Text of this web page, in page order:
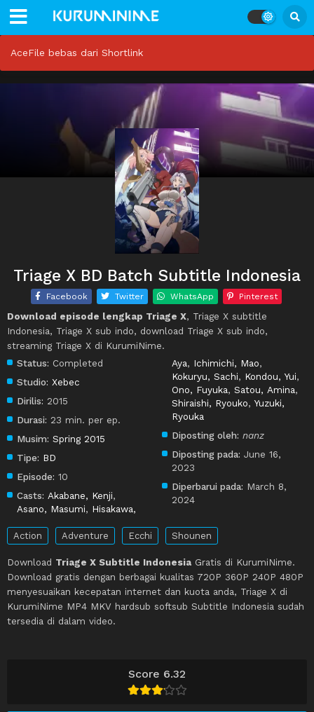
AceFile bebas dari Shortlink
Score 6.32
Triage X BD Batch Subtitle Indonesia
Facebook Twitter WhatsApp Pinterest
Download episode lengkap Triage X, Triage X subtitle
Indonesia, Triage X sub indo, download Triage X sub indo,
streaming Triage X di KurumiNime.
Status: Completed
Studio: Xebec
Dirilis: 2015
Durasi: 23 min. per ep.
Musim: Spring 2015
Tipe: BD
Episode: 10
Casts: Akabane, Kenji,
Asano, Masumi, Hisakawa,
Aya, Ichimichi, Mao,
Kokuryu, Sachi, Kondou, Yui,
Ono, Fuyuka,Satou, Amina,
Shiraishi, Ryouko,Yuzuki,
Ryouka
Diposting oleh: nanz
Diposting pada: June 16,
2023
Diperbarui pada: March 8,
2024
Action Adventure Ecchi Shounen
Download Triage X Subtitle Indonesia Gratis di KurumiNime.
Download gratis dengan berbagai kualitas 720P 360P 240P 480P
menyesuaikan kecepatan internet dan kuota anda, Triage X di
KurumiNime MP4 MKV hardsub softsub Subtitle Indonesia sudah
tersedia di dalam video.